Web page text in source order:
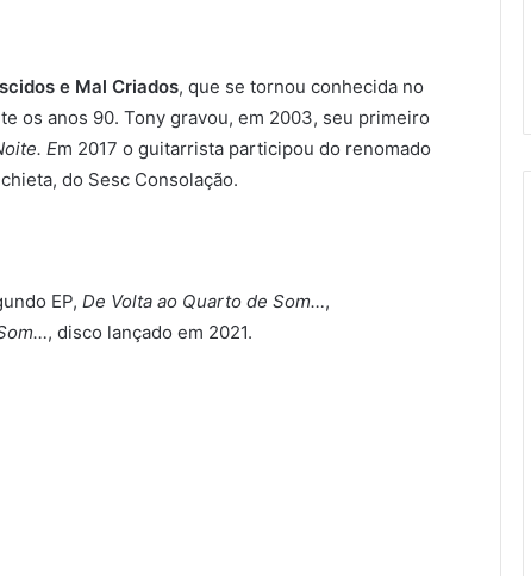
e Mal Criados, que se tornou conhecida no
os anos 90. Tony gravou, em 2003, seu primeiro
Em 2017 o guitarrista participou do renomado
do Sesc Consolação.
EP, De Volta ao Quarto de Som…,
, disco lançado em 2021.